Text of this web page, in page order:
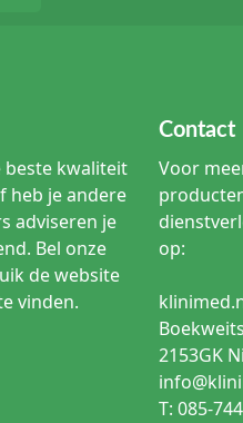
beste kwaliteit
heb je andere
adviseren je
Bel onze
de website
vinden.
Contact
Voor
op:
2153GK
T: 085-